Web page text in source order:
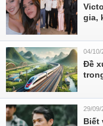
gia,
04/10/
Đề
29/09/
Biết